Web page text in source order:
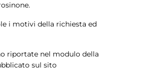
i motivi della richiesta ed
riportate nel modulo della
sul sito